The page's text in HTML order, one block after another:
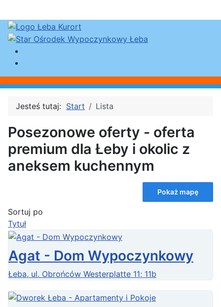
Jesteś tutaj: Start Lista
Posezonowe oferty - oferta
premium dla Łeby i okolic z
aneksem kuchennym
Pokaż mapę
Sortuj po
Tytuł
Agat - Dom Wypoczynkowy
Łeba, ul. Obrońców Westerplatte 11; 11b